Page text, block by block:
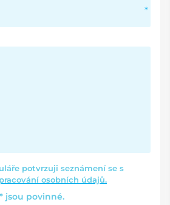
potvrzuji seznámení se s
osobních údajů.
jsou povinné.